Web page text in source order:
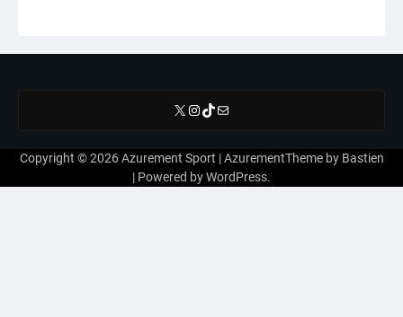
X Instagram
TikTok
E-mail
Copyright © 2026Azurement Sport | AzurementTheme by Bastien
| Powered byWordPress.